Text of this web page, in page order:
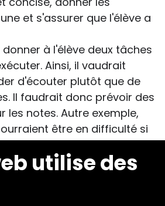
utilise des
et s'assurer que l'élève a
à l'élève deux tâches
Ainsi, il vaudrait
d'écouter plutôt que de
Il faudrait donc prévoir des
les notes. Autre exemple,
être en difficulté si
plusieurs supports
temps (ex. une carte